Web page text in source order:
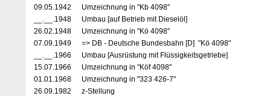
09.05.1942
Umzeichnung in "Kb 4098"
__.__.1948
Umbau [auf Betrieb mit Dieselöl]
26.02.1948
Umzeichnung in "Kö 4098"
07.09.1949
=> DB - Deutsche Bundesbahn [D] "Kö 4098"
__.__.1966
Umbau [Ausrüstung mit Flüssigkeitsgetriebe]
15.07.1966
Umzeichnung in "Köf 4098"
01.01.1968
Umzeichnung in "323 426-7"
26.09.1982
z-Stellung